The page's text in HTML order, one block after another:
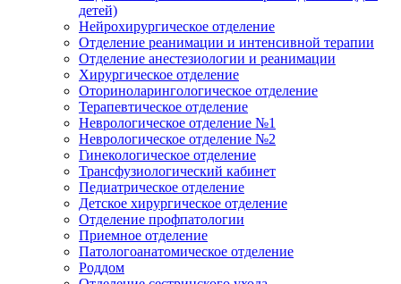
детей)
Нейрохирургическое отделение
Отделение реанимации и интенсивной терапии
Отделение анестезиологии и реанимации
Хирургическое отделение
Оториноларингологическое отделение
Терапевтическое отделение
Неврологическое отделение №1
Неврологическое отделение №2
Гинекологическое отделение
Трансфузиологический кабинет
Педиатрическое отделение
Детское хирургическое отделение
Отделение профпатологии
Приемное отделение
Патологоанатомическое отделение
Роддом